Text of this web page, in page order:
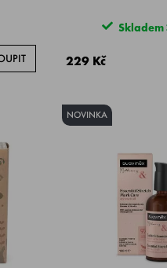
Skladem
229 Kč
NOVINKA